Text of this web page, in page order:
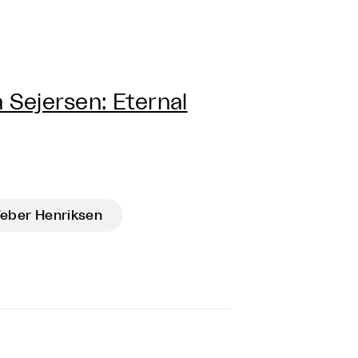
Eternal
Henriksen